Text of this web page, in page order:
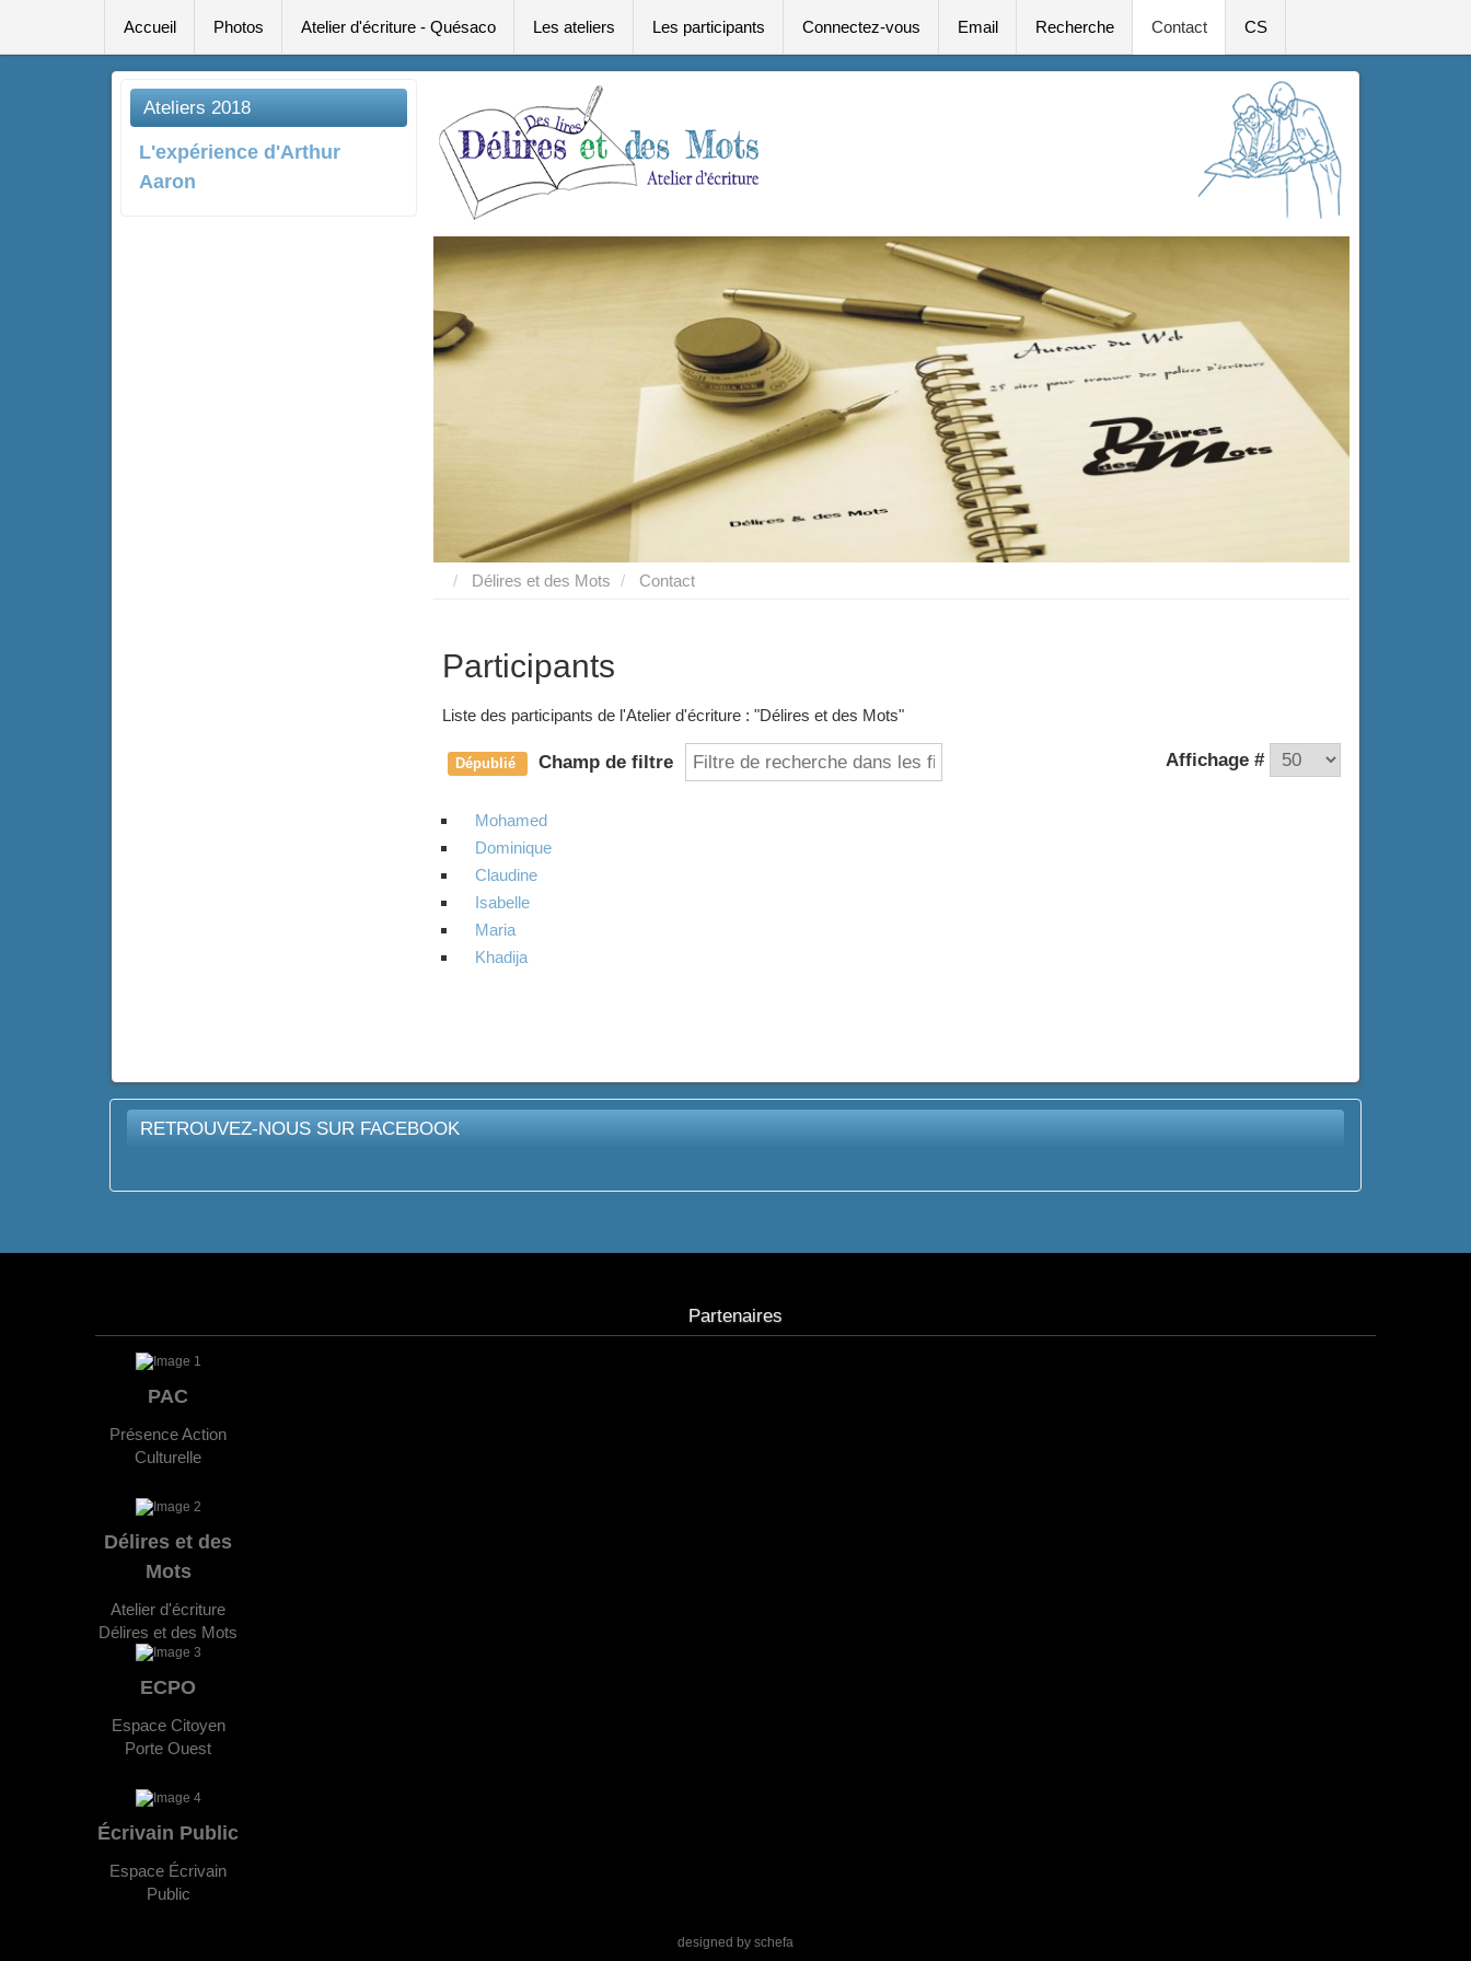
Accueil Photos Atelier d'écriture - Quésaco Les ateliers Les participants Connectez-vous Email Recherche Contact CS
Ateliers 2018
L'expérience d'Arthur
Aaron
Délires et des Mots Contact
Participants
Liste des participants de l'Atelier d'écriture : "Délires et des Mots"
Dépublié Champ de filtre Affichage #
Mohamed
Dominique
Claudine
Isabelle
Maria
Khadija
RETROUVEZ-NOUS SUR FACEBOOK
Partenaires
PAC
Présence Action
Culturelle
Délires et des
Mots
Atelier d'écriture
Délires et des Mots
ECPO
Espace Citoyen
Porte Ouest
Écrivain Public
Espace Écrivain
Public
designed by schefa